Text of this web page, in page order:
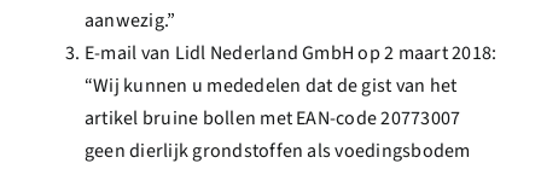
aanwezig.”
E-mail van Lidl Nederland GmbH op 2 maart 2018:
“Wij kunnen u mededelen dat de gist van het
artikel bruine bollen met EAN-code 20773007
geen dierlijk grondstoffen als voedingsbodem